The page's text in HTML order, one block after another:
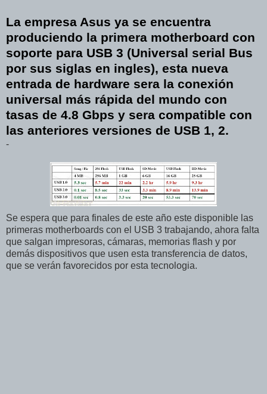
La empresa Asus ya se encuentra
produciendo la primera motherboard con
soporte para USB 3 (Universal serial Bus
por sus siglas en ingles), esta nueva
entrada de hardware sera la conexión
universal más rápida del mundo con
tasas de 4.8 Gbps y sera compatible con
las anteriores versiones de USB 1, 2.
-
Se espera que para finales de este año este disponible las
primeras motherboards con el USB 3 trabajando, ahora falta
que salgan impresoras, cámaras, memorias flash y por
demás dispositivos que usen esta transferencia de datos,
que se verán favorecidos por esta tecnologia.